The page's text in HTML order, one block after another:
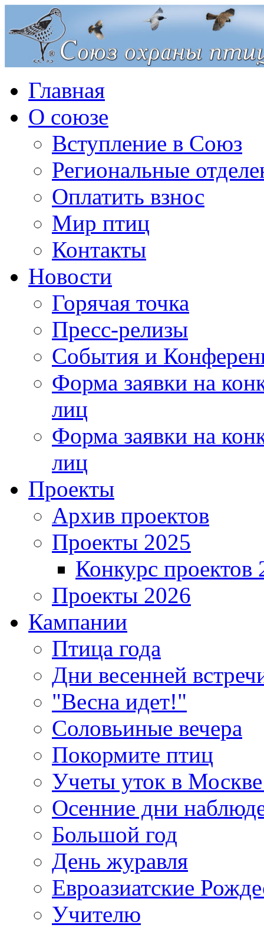
Главная
О союзе
Вступление в Союз
Региональные
Оплатить взнос
Мир птиц
Контакты
Новости
Горячая точка
Пресс-релизы
События и
Форма заявки на
лиц
Форма заявки на
лиц
Проекты
Архив проектов
Проекты 2025
Конкурс проектов
Проекты 2026
Кампании
Птица года
Дни весенней
"Весна идет!"
Соловьиные вечера
Покормите птиц
Учеты уток в
Осенние дни
Большой год
День журавля
Евроазиатские
Учителю